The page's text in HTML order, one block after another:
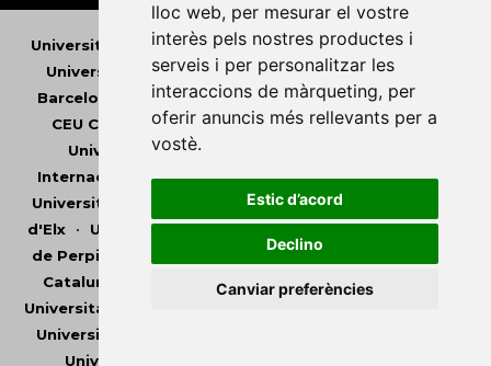
lloc web, per mesurar el vostre
interès pels nostres productes i
serveis i per personalitzar les
interaccions de màrqueting, per
oferir anuncis més rellevants per a
vostè.
Estic d’acord
Declino
Canviar preferències
Universitat Abat Oliba CEU •Universitat d'Alacant
Universitat d'Andorra•Universitat Autònoma de
Barcelona
Universitat de Barcelona•Universitat
CEU Cardenal Herrera•Universitat de Girona •
Universitat de les Illes Balears
Internacional de Catalunya•Universitat Jaume I•
Universitat de Lleida
Universitat Miguel Hernández
d'Elx• Universitat Oberta de Catalunya•Universitat
de Perpinyà Via Domitia
Universitat Politècnica de
Catalunya
Universitat Politècnica de València
Universitat Pompeu Fabra
Universitat Rovira i Virgili
Universitat de València